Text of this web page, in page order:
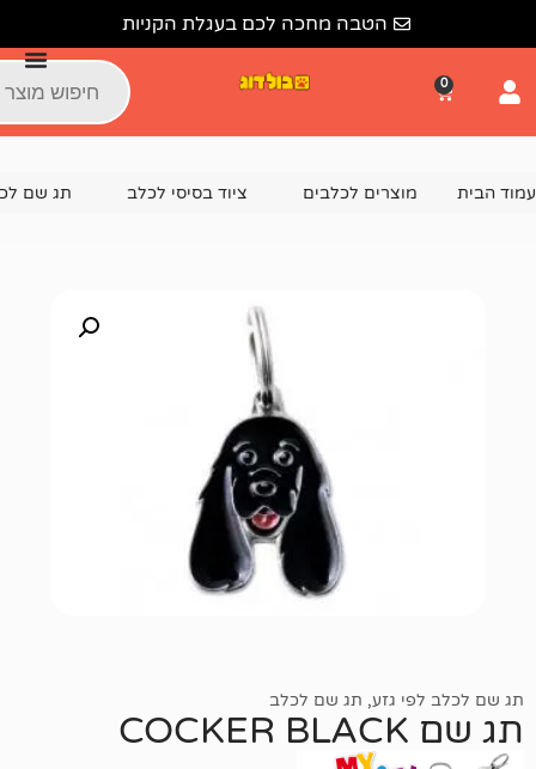
הטבה מחכה לכם בעגלת הקניות
לכלבים ציוד בסיסי לכלב תג שם לכלב תג שם COCKER BLACK
,תג שם לכלב